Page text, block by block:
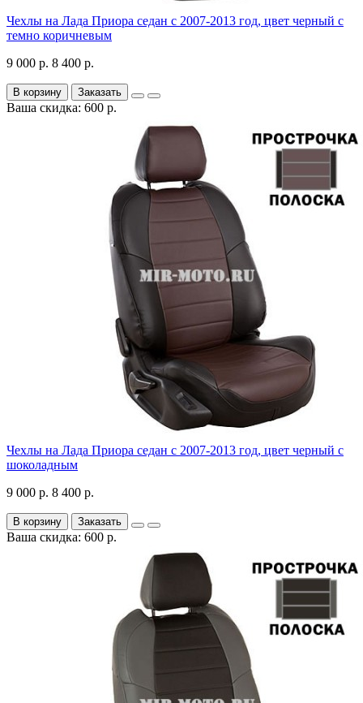
Чехлы на Лада Приора седан с 2007-2013 год, цвет черный с
темно коричневым
9 000 р. 8 400 р.
В корзину Заказать
Ваша скидка: 600 р.
Чехлы на Лада Приора седан с 2007-2013 год, цвет черный с
шоколадным
9 000 р. 8 400 р.
В корзину Заказать
Ваша скидка: 600 р.